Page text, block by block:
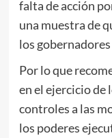
falta de acción
una muestra de
los gobernadores
Por lo que
en el ejercicio de
controles a las
los poderes